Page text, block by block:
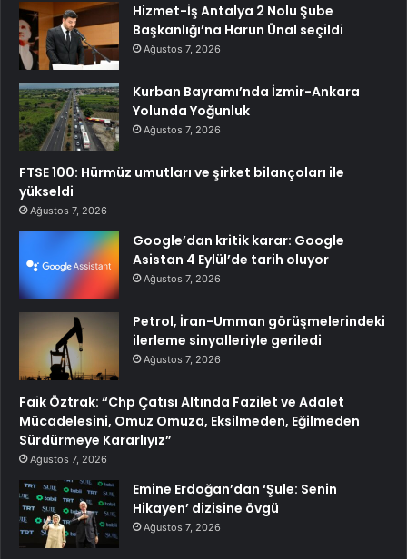
Hizmet-İş Antalya 2 Nolu Şube
Başkanlığı’na Harun Ünal seçildi
Ağustos 7, 2026
Kurban Bayramı’nda İzmir-Ankara
Yolunda Yoğunluk
Ağustos 7, 2026
FTSE 100: Hürmüz umutları ve şirket bilançoları ile
yükseldi
Ağustos 7, 2026
Google’dan kritik karar: Google
Asistan 4 Eylül’de tarih oluyor
Ağustos 7, 2026
Petrol, İran-Umman görüşmelerindeki
ilerleme sinyalleriyle geriledi
Ağustos 7, 2026
Faik Öztrak: “Chp Çatısı Altında Fazilet ve Adalet
Mücadelesini, Omuz Omuza, Eksilmeden, Eğilmeden
Sürdürmeye Kararlıyız”
Ağustos 7, 2026
Emine Erdoğan’dan ‘Şule: Senin
Hikayen’ dizisine övgü
Ağustos 7, 2026